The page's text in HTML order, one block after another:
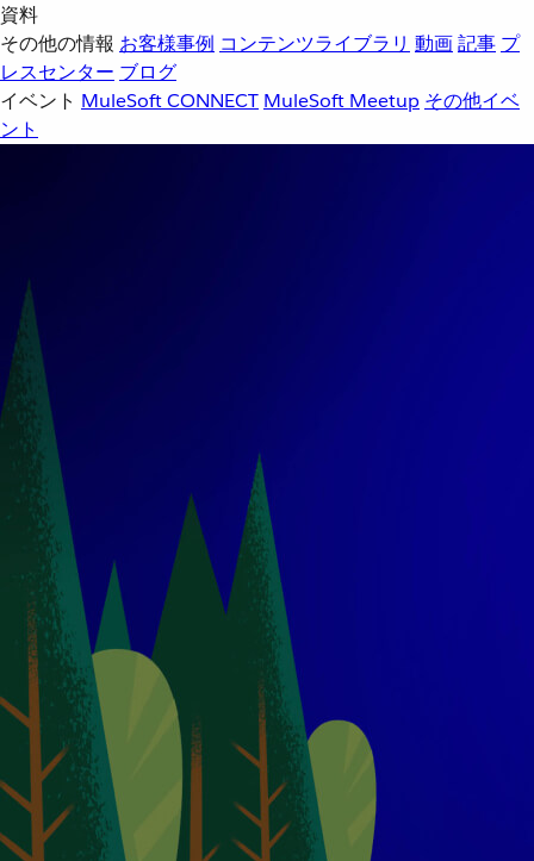
資料
その他の情報 お客様事例 コンテンツライブラリ 動画記事 プ
レスセンター ブログ
イベント MuleSoft CONNECT MuleSoft Meetup その他イベ
ント